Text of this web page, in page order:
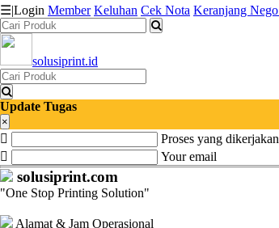
Katalog
Produk
Petugas
Riwayat
Transaksi
Tagihan
☰|Login Member Keluhan Cek Nota Keranjang Nego
solusiprint.id
Update Tugas
×
Proses yang dikerjakan
Your email
solusiprint.com
"One Stop Printing Solution"
Alamat & Jam Operasional